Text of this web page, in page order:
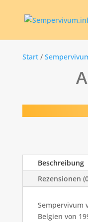
Start/
Beschreibung
Rezensionen
Sempervivum
Belgien von